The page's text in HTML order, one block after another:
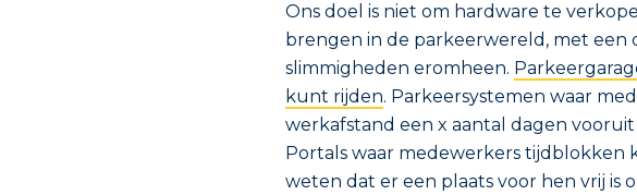
Ons doel is niet om hardware te
brengen in de parkeerwereld, met
slimmigheden eromheen.
kunt rijden. Parkeersystemen waar
werkafstand een x aantal dagen
Portals waar medewerkers tijdblokken
weten dat er een plaats voor hen vrij is